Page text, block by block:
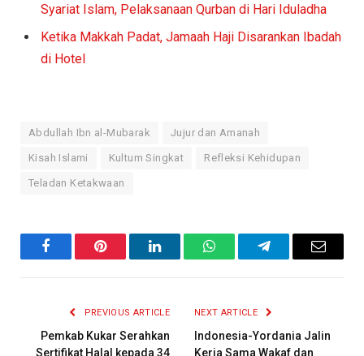
Syariat Islam, Pelaksanaan Qurban di Hari Iduladha
Ketika Makkah Padat, Jamaah Haji Disarankan Ibadah
di Hotel
Abdullah Ibn al-Mubarak Jujur dan Amanah
Kisah Islami Kultum Singkat Refleksi Kehidupan
Teladan Ketakwaan
FacebookPinterest LinkedInWhatsAppTelegramEmail
PREVIOUS ARTICLE
Pemkab Kukar Serahkan
Sertifikat Halal kepada 34
NEXT ARTICLE
Indonesia-Yordania Jalin
Kerja Sama Wakaf dan